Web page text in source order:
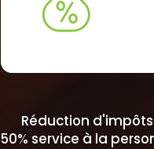
Réduction d'impôts
50% service à la